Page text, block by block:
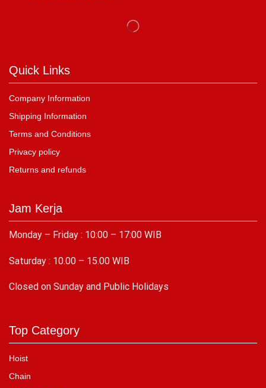
Quick Links
Company Information
Shipping Information
Terms and Conditions
Privacy policy
Returns and refunds
Jam Kerja
Monday – Friday : 10:00 – 17:00 WIB
Saturday : 10.00 – 15.00 WIB
Closed on Sunday and Public Holidays
Top Category
Hoist
Chain